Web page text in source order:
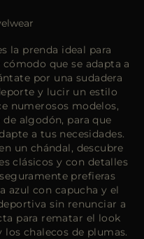
la prenda ideal para
que se adapta a
por una sudadera
y lucir un estilo
numerosos modelos,
algodón, para que
a tus necesidades.
un chándal, descubre
clásicos y con detalles
prefieras
azul con capucha y el
sin renunciar a
para rematar el look
chalecos de plumas.